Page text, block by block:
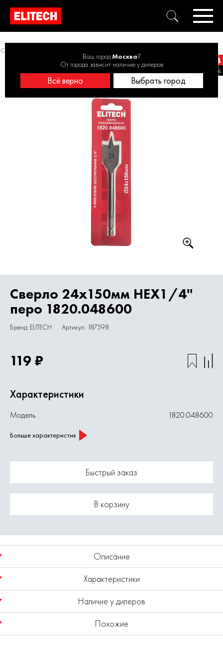
Ваш городМосква?
От города зависит наличие у дилеров
Всё верно Выбрать город
Свёрла перьевые
Сверло 24х150мм HEX1/4''
перо 1820.048600
Бренд: ELITECH Артикул: 187598
119 ₽
Характеристики
Модель 1820.048600
Больше характеристик
Быстрый заказ
В корзину
Описание
Длина общая 150 мм.
Характеристики
Модель 1820.048600
Наличие у дилеров
Показано наличие в регионе
Похожие